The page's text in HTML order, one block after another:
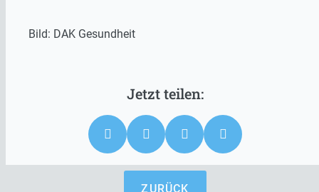
Bild: DAK Gesundheit
ZURÜCK